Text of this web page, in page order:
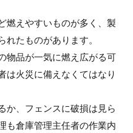
燃えやすいものが多く、製
たものがあります。
物品が一気に燃え広がる可
は火災に備えなくてはなり
か、フェンスに破損は見ら
も倉庫管理主任者の作業内